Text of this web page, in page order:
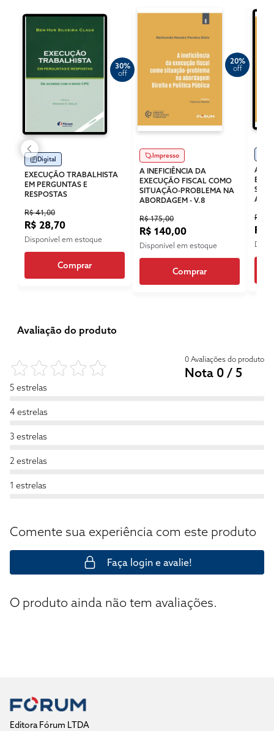
30%
off
Digital
EXECUÇÃO TRABALHISTA
EM PERGUNTAS E
RESPOSTAS
R$ 41,00
R$ 28,70
Disponível em estoque
Comprar
20%
off
Impresso
A INEFICIÊNCIA DA
EXECUÇÃO FISCAL COMO
SITUAÇÃO-PROBLEMA NA
ABORDAGEM - V.8
R$ 175,00
R$ 140,00
Disponível em estoque
Comprar
A
R$
R$
Avaliação do produto
0 Avaliações do produto
Nota 0 / 5
5 estrelas
4 estrelas
3 estrelas
2 estrelas
1 estrelas
Comente sua experiência com este produto
Faça login e avalie!
O produto ainda não tem avaliações.
Editora Fórum LTDA